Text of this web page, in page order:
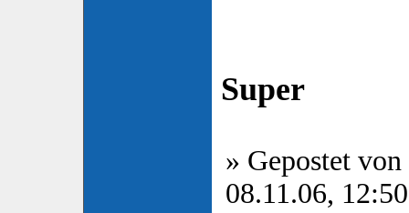
Super
» Gepostet von
08.11.06, 12:50